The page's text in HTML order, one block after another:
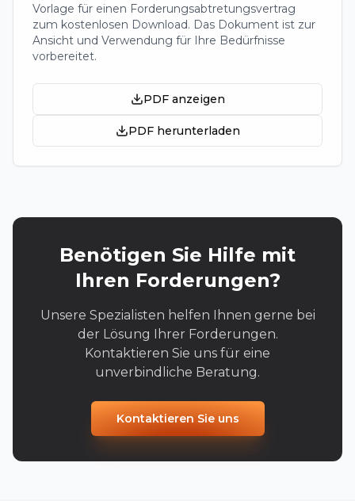
Vorlage für einen Forderungsabtretungsvertrag
zum kostenlosen Download. Das Dokument ist zur
Ansicht und Verwendung für Ihre Bedürfnisse
vorbereitet.
PDF anzeigen
PDF herunterladen
Benötigen Sie Hilfe mit
Ihren Forderungen?
Unsere Spezialisten helfen Ihnen gerne bei
der Lösung Ihrer Forderungen.
Kontaktieren Sie uns für eine
unverbindliche Beratung.
Kontaktieren Sie uns